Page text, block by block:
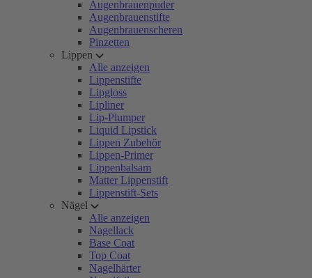
Augenbrauenpuder
Augenbrauenstifte
Augenbrauenscheren
Pinzetten
Lippen
Alle anzeigen
Lippenstifte
Lipgloss
Lipliner
Lip-Plumper
Liquid Lipstick
Lippen Zubehör
Lippen-Primer
Lippenbalsam
Matter Lippenstift
Lippenstift-Sets
Nägel
Alle anzeigen
Nagellack
Base Coat
Top Coat
Nagelhärter